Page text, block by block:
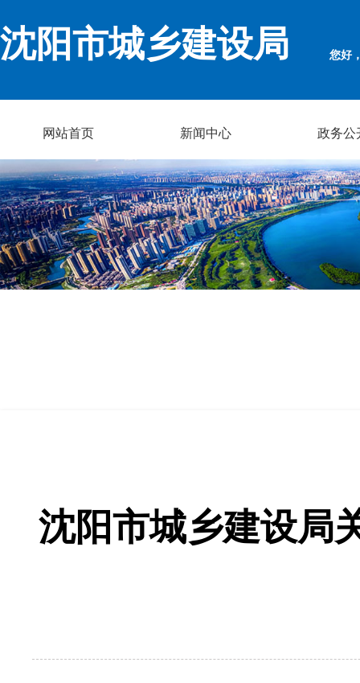
沈阳市城乡建设局 您好
网站首页 新闻中心 政务公
沈阳市城乡建设局